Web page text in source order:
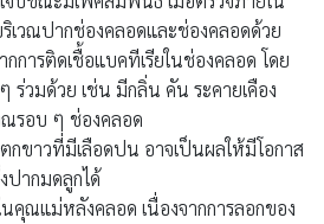
เวณปากช่องคลอดและช่องคลอดด้วย
กการติดเชื้อแบคทีเรียในช่องคลอด โดย
ร่วมด้วย เช่น มีกลิ่น คัน ระคายเคือง
ณรอบ ๆ ช่องคลอด
กขาวที่มีเลือดปน อาจเป็นผลให้มีโอกาส
ปากมดลูกได้
คุณแม่หลังคลอด เนื่องจากการลอกของ